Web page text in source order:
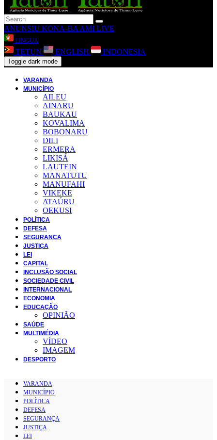
ANUNSIU KONA-BA AMI LIVE
LINGUA
TETUN ENGLISH INDONESIA
Toggle dark mode
VARANDA
MUNICÍPIO
AILEU
AINARU
BAUKAU
KOVALIMA
BOBONARU
DILI
ERMERA
LIKISÁ
LAUTEIN
MANATUTU
MANUFAHI
VIKEKE
ATAÚRU
OEKUSI
POLÍTICA
DEFESA
SEGURANÇA
JUSTIÇA
LEI
CAPITAL
INCLUSÃO SOCIAL
SOCIEDADE CIVIL
INTERNACIONAL
ECONOMIA
EDUCAÇÃO
OPINIÃO
SAÚDE
MULTIMÉDIA
VÍDEO
IMAGEM
DESPORTO
VARANDA
MUNICÍPIO
POLÍTICA
DEFESA
SEGURANÇA
JUSTIÇA
LEI